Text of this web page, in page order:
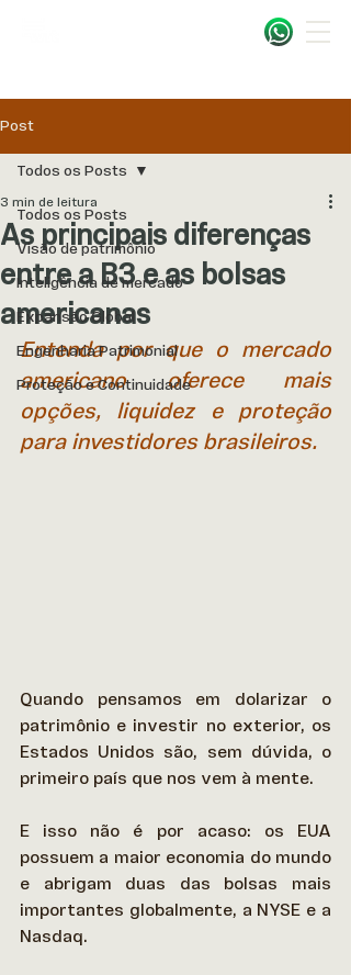
Post
Todos os Posts
Visão de patrimônio
Inteligência de mercado
Expansão Global
Engenharia Patrimonial
Proteção e Continuidade
Todos os Posts
As principais diferenças
entre a B3 e as bolsas
americanas
3 min de leitura
Entenda por que o mercado
americano oferece mais
opções, liquidez e proteção
para investidores brasileiros.
Quando pensamos em dolarizar o
patrimônio e investir no exterior, os
Estados Unidos são, sem dúvida, o
primeiro país que nos vem à mente.
E isso não é por acaso: os EUA
possuem a maior economia do mundo
e abrigam duas das bolsas mais
importantes globalmente, a NYSE e a
Nasdaq.